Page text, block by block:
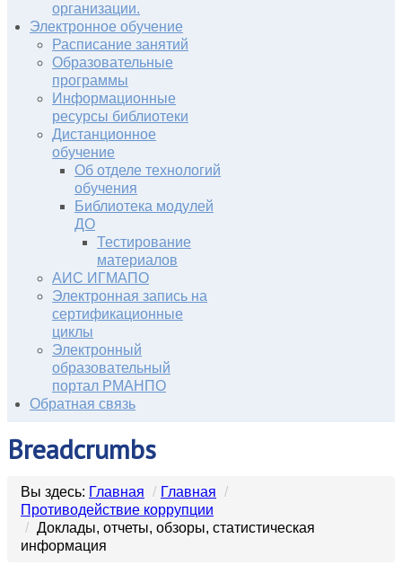
организации.
Электронное обучение
Расписание занятий
Образовательные
программы
Информационные
ресурсы библиотеки
Дистанционное
обучение
Об отделе технологий
обучения
Библиотека модулей
ДО
Тестирование
материалов
АИС ИГМАПО
Электронная запись на
сертификационные
циклы
Электронный
образовательный
портал РМАНПО
Обратная связь
Breadcrumbs
Вы здесь: Главная / Главная /
Противодействие коррупции
/ Доклады, отчеты, обзоры, статистическая
информация